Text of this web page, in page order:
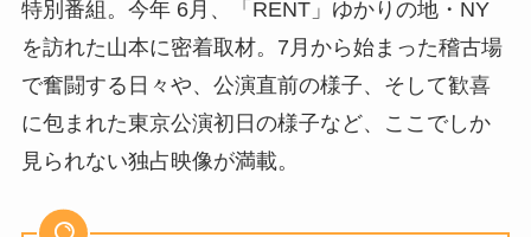
特別番組。今年 6月、「RENT」ゆかりの地・NY
を訪れた山本に密着取材。7月から始まった稽古場
で奮闘する日々や、公演直前の様子、そして歓喜
に包まれた東京公演初日の様子など、ここでしか
見られない独占映像が満載。